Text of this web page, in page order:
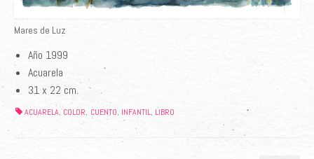
Mares de Luz
Año 1999
Acuarela
31 x 22 cm.
ACUARELA, COLOR, CUENTO, INFANTIL, LIBRO